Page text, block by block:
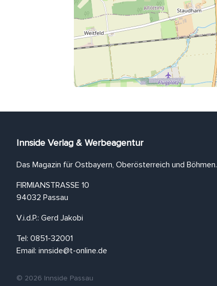
Innside Verlag & Werbeagentur
Das Magazin für Ostbayern, Oberösterreich und Böhmen.
FIRMIANSTRASSE 10
94032 Passau
V.i.d.P.: Gerd Jakobi
Tel: 0851-32001
Email: innside@t-online.de
© 2026 Innside Passau